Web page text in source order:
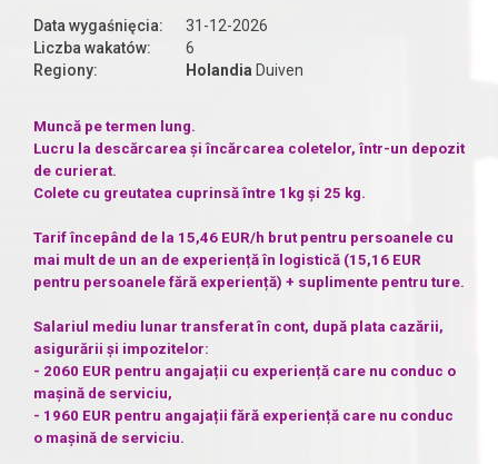
Data wygaśnięcia:
31-12-2026
Liczba wakatów:
6
Regiony:
Holandia Duiven
Muncă pe termen lung.
Lucru la descărcarea și încărcarea coletelor, într-un depozit
de curierat.
Colete cu greutatea cuprinsă între 1kg și 25 kg.
Tarif începând de la 15,46 EUR/h brut pentru persoanele cu
mai mult de un an de experiență în logistică (15,16 EUR
pentru persoanele fără experiență) + suplimente pentru ture.
Salariul mediu lunar transferat în cont, după plata cazării,
asigurării și impozitelor:
- 2060 EUR pentru angajații cu experiență care nu conduc o
mașină de serviciu,
- 1960 EUR pentru angajații fără experiență care nu conduc
o mașină de serviciu.